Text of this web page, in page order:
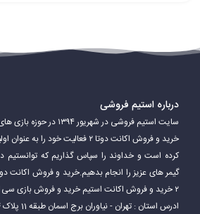
درباره استیم فروشی
سایت استیم فروشی در
خرید و فروش اکانت دوتا ۲ فعالیت
کرده است و خداوند را سپاس گذاریم که
۲ خرید و فروش اکانت استیم خرید و فروش بازی سی اس گو تخصص ماست.
ادرس استان : تهران - نیاوران برج اسمان طبقه 11 پلاک 1104